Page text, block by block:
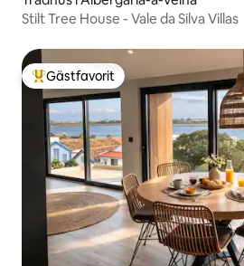
Stilt Tree House - Vale da Silva Villas
Populär gästfavorit
Gästfavorit